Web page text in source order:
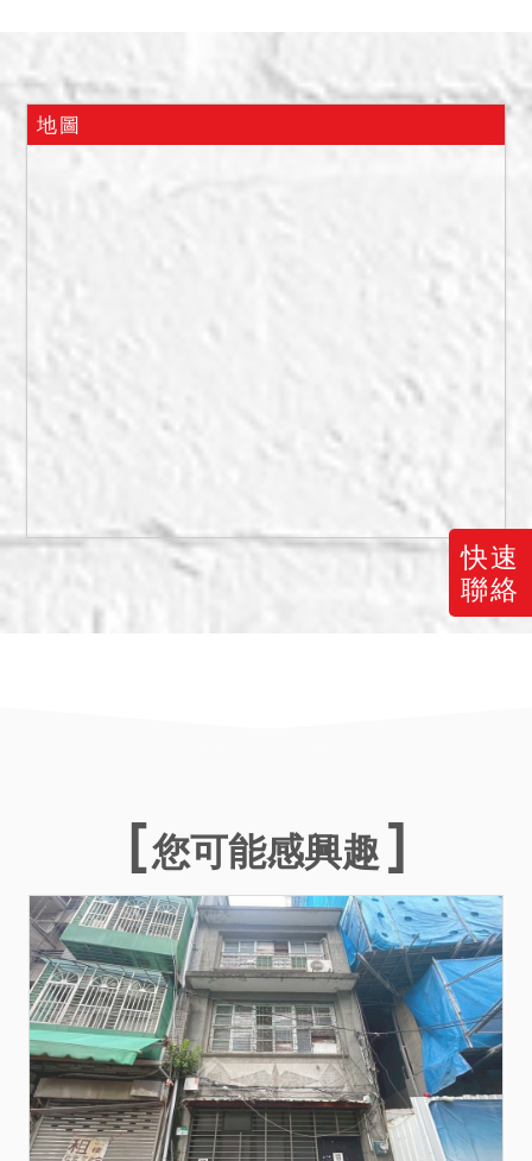
快速
聯絡
內檢視，該建物樓梯滿佈青
苔及落葉，應久無人居住使
時，為空屋，自大門口進入
現在實際情形如何，仍請應
一、以上不動產公告應買。
二、聲明應買價額合計新臺
幣：42,850,000元。
三、保證金新台幣：
8,570,000元。
四、抵押權登記拍定後塗
五、依強制執行法第95條第
地圖
您可能感興趣